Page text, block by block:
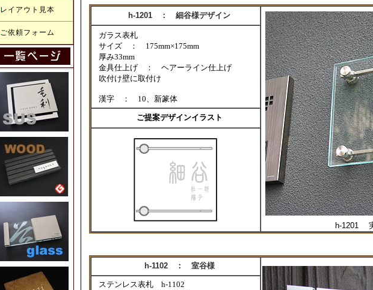
h-1201 ： 細谷様デザイン
h-1201
ガラス表札
サイズ ： 175mm×175mm
厚み33mm
金具仕上げ ： ヘアーライン仕上げ
吹付け壁に取付け
漢字 ： 10、新篆体
ご提案デザインイラスト
h-1102 ： 室谷様
ステンレス表札 h-1102
レイアウト見本
ご依頼フォーム